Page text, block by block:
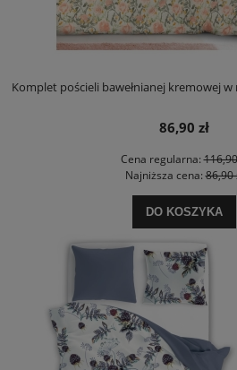
Komplet pościeli bawełnianej kremowej w
86,90 zł
Cena regularna:
Najniższa cena:86,90
DO KOSZYKA